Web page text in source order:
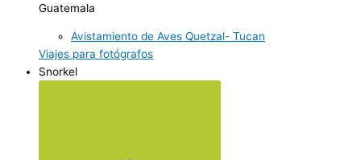
Guatemala
Avistamiento de Aves Quetzal- Tucan
Viajes para fotógrafos
Snorkel